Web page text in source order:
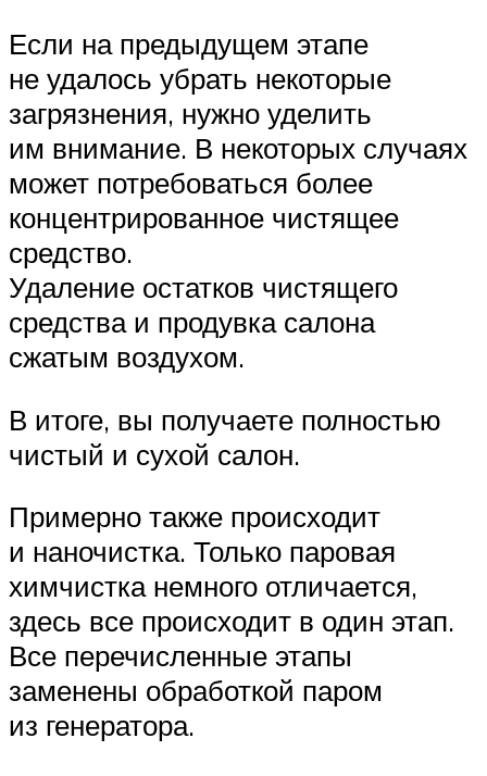
Если на предыдущем этапе
не удалось убрать некоторые
загрязнения, нужно уделить
им внимание. В некоторых случаях
может потребоваться более
концентрированное чистящее
средство.
Удаление остатков чистящего
средства и продувка салона
сжатым воздухом.
В итоге, вы получаете полностью
чистый и сухой салон.
Примерно также происходит
и наночистка. Только паровая
химчистка немного отличается,
здесь все происходит в один этап.
Все перечисленные этапы
заменены обработкой паром
из генератора.